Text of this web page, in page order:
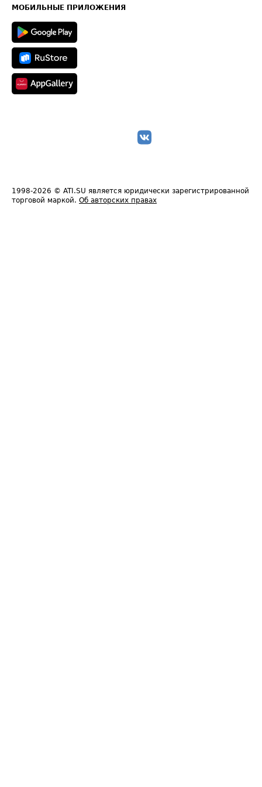
Техническая информация
МОБИЛЬНЫЕ ПРИЛОЖЕНИЯ
1998-2026 © ATI.SU является юридически зарегистрированной
торговой маркой. Об авторских правах